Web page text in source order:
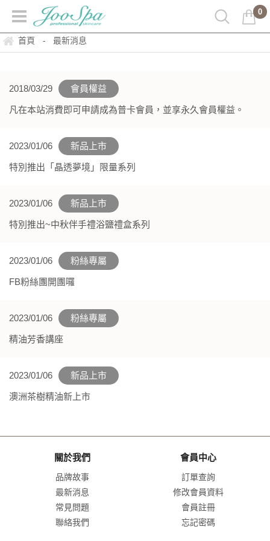
0
首頁 - 最新消息
2018/03/29 會員權益
凡在本站消費即可申請成為普卡會員，並享永久會員權益。
2023/01/06 新品上市
特別推出「晶透夢境」限量系列
2023/01/06 新品上市
特別推出~中秋伴手禮浴鹽禮盒系列
2023/01/06 粉絲專屬
FB粉絲團開團囉
2023/01/06 粉絲專屬
精油芳香講座
2023/01/06 新品上市
澳洲茶樹精油新上市
關於我們
品牌故事
最新消息
常見問題
聯絡我們
會員中心
訂單查詢
修改會員資料
會員註冊
忘記密碼